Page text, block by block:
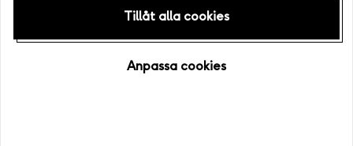
Tillåt alla cookies
Anpassa cookies